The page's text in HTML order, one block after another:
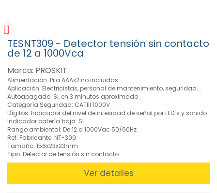
FILTROS
BUSCADOR
CARACTERISTICAS
MARCAS
TESNT309 - Detector tensión sin contacto
de 12 a 1000Vca
Marca: PROSKIT
Alimentación: Pila AAAx2 no incluidas
Aplicación: Electricistas, personal de mantenimiento, seguridad...
Autoapagado: Si, en 3 minutos aproximado
Categoría Seguridad: CATIII 1000V
Dígitos: Indicador del nivel de intesidad de señal por LED´s y sonido
Indicador batería baja: Si
Rango ambiental: De 12 a 1000Vac 50/60Hz
Ref. Fabricante: NT-309
Tamaño: 156x23x23mm
Tipo: Detector de tensión sin contacto
Ver detalles